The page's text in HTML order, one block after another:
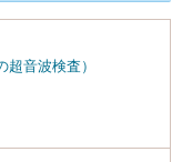
音波検査）